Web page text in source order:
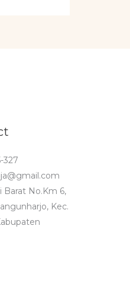
327
Barat No.Km 6,
Kec.